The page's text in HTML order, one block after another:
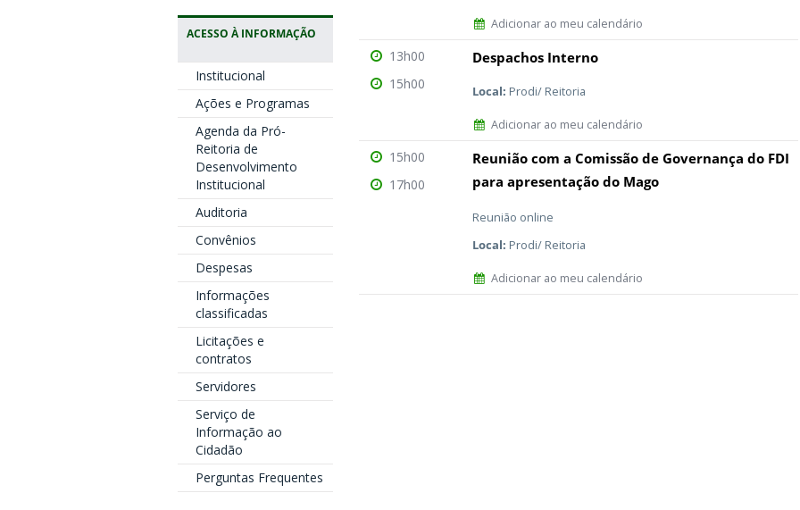
ACESSO À INFORMAÇÃO
Institucional
Ações e Programas
Agenda da Pró-
Reitoria de
Desenvolvimento
Institucional
Auditoria
Convênios
Despesas
Informações
classificadas
Licitações e
contratos
Servidores
Serviço de
Informação ao
Cidadão
Perguntas Frequentes
Adicionar ao meu calendário
Despachos Interno
Local: Prodi/ Reitoria
Adicionar ao meu calendário
13h00
15h00
Reunião com a Comissão de Governança do FDI
para apresentação do Mago
Reunião online
Local: Prodi/ Reitoria
Adicionar ao meu calendário
15h00
17h00